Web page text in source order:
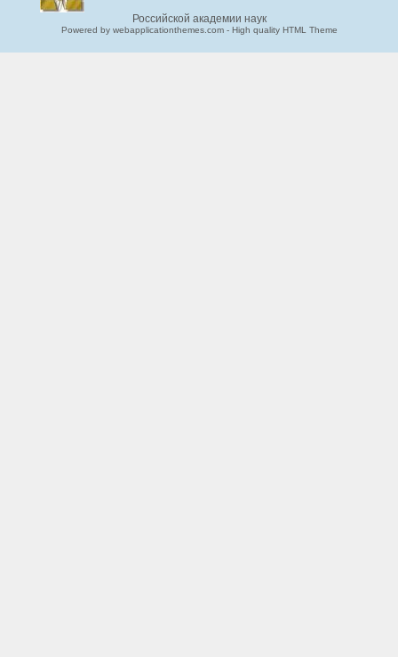
Российской академии наук
Powered by webapplicationthemes.com - High quality HTML Theme